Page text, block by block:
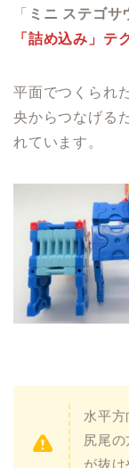
「 ミニ ステゴサ
「詰め込み」テ
平面でつくられ
央からつなげる
れています。
水平方
尻尾
が抜け